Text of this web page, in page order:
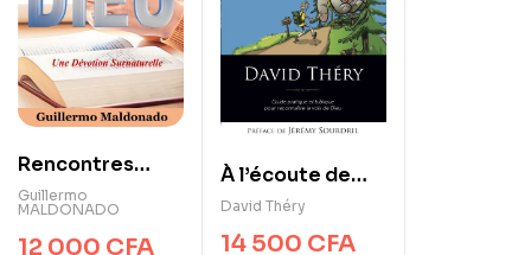
Rencontres
quotidiennes
avec Dieu – Une
dévotion
Guillermo
MALDONADO
12 000 CFA
À l’écoute de
Dieu de David
Théry
David Théry
14 500 CFA